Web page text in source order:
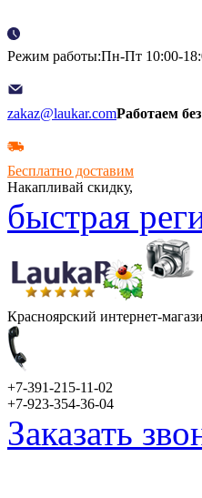
Режим работы:Пн-Пт 10:00-
zakaz@laukar.comРаботаем
Бесплатно доставим
Накапливай скидку,
быстрая
Красноярский интернет-
+7-391-215-11-02
+7-923-354-36-04
Заказать